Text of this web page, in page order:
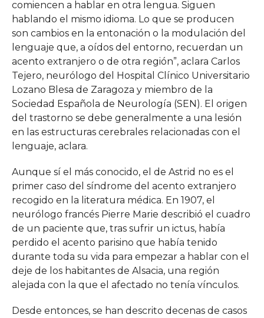
comiencen a hablar en otra lengua. Siguen
hablando el mismo idioma. Lo que se producen
son cambios en la entonación o la modulación del
lenguaje que, a oídos del entorno, recuerdan un
acento extranjero o de otra región”, aclara Carlos
Tejero, neurólogo del Hospital Clínico Universitario
Lozano Blesa de Zaragoza y miembro de la
Sociedad Española de Neurología (SEN). El origen
del trastorno se debe generalmente a una lesión
en las estructuras cerebrales relacionadas con el
lenguaje, aclara.
Aunque sí el más conocido, el de Astrid no es el
primer caso del síndrome del acento extranjero
recogido en la literatura médica. En 1907, el
neurólogo francés Pierre Marie describió el cuadro
de un paciente que, tras sufrir un ictus, había
perdido el acento parisino que había tenido
durante toda su vida para empezar a hablar con el
deje de los habitantes de Alsacia, una región
alejada con la que el afectado no tenía vínculos.
Desde entonces, se han descrito decenas de casos